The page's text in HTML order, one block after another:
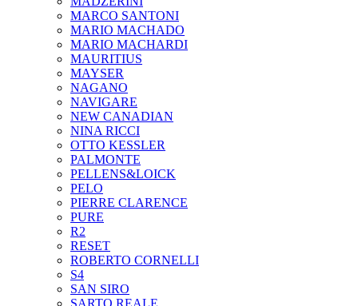
MARCO SANTONI
MARIO MACHADO
MARIO MACHARDI
MAURITIUS
MAYSER
NAGANO
NAVIGARE
NEW CANADIAN
NINA RICCI
OTTO KESSLER
PALMONTE
PELLENS&LOICK
PELO
PIERRE CLARENCE
PURE
R2
RESET
ROBERTO CORNELLI
S4
SAN SIRO
SARTO REALE